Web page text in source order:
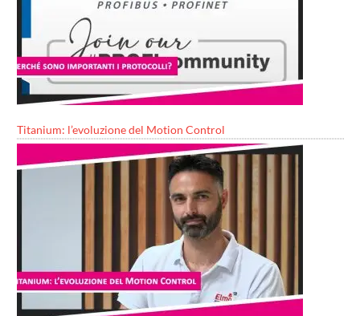
Titanium: l’evoluzione del Motion Control